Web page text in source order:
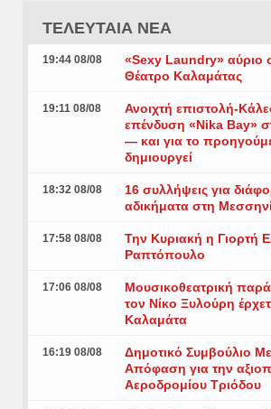
ΤΕΛΕΥΤΑΙΑ ΝΕΑ
19:44 08/08
«Sexy Laundry» αύριο
Θέατρο Καλαμάτας
19:11 08/08
Ανοιχτή επιστολή-
επένδυση «Nika Bay»
— και για το
δημιουργεί
18:32 08/08
16 συλλήψεις για
αδικήματα στη
17:58 08/08
Την Κυριακή η Γιορτή
Ραπτόπουλο
17:06 08/08
Μουσικοθεατρική
τον Νίκο Ξυλούρη
Καλαμάτα
16:19 08/08
Δημοτικό Συμβούλιο
Απόφαση για την
Αεροδρομίου Τριόδου